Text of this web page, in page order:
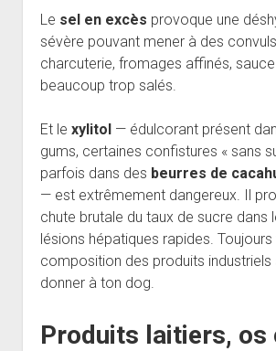
Le sel en excès provoque une
sévère pouvant mener à des
charcuterie, fromages affinés,
beaucoup trop salés.
Et le xylitol— édulcorant présent
gums, certaines confistures « sans
parfois dans des beurres de
— est extrêmement dangereux. Il
chute brutale du taux de sucre dans
lésions hépatiques rapides.
composition des produits industriels
donner à ton dog.
Produits laitiers, os